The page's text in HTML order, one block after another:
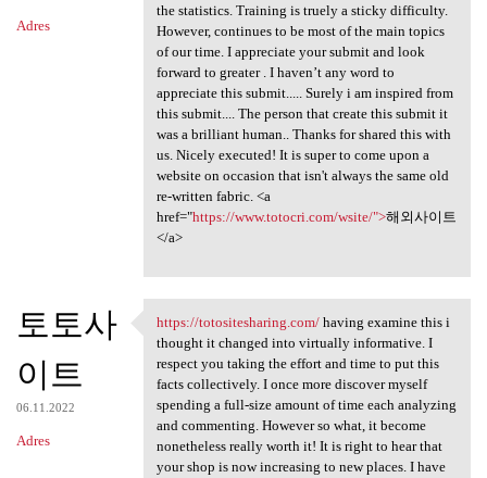
Adres
the statistics. Training is truely a sticky difficulty.
However, continues to be most of the main topics
of our time. I appreciate your submit and look
forward to greater . I haven’t any word to
appreciate this submit..... Surely i am inspired from
this submit.... The person that create this submit it
was a brilliant human.. Thanks for shared this with
us. Nicely executed! It is super to come upon a
website on occasion that isn't always the same old
re-written fabric. <a
href="https://www.totocri.com/wsite/">해외사이트
</a>
토토사
이트
06.11.2022
Adres
https://totositesharing.com/
https://totositesharing.com/having examine this i
thought it changed into virtually informative. I
respect you taking the effort and time to put this
facts collectively. I once more discover myself
spending a full-size amount of time each analyzing
and commenting. However so what, it become
nonetheless really worth it! It is right to hear that
your shop is now increasing to new places. I have